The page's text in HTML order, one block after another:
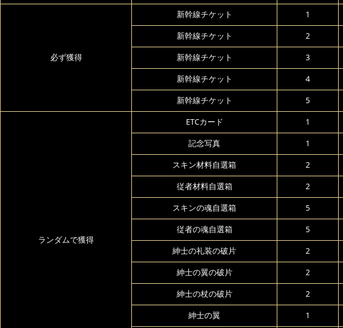
必ず獲得
新幹線チケット 1
新幹線チケット 2
新幹線チケット 3
新幹線チケット 4
新幹線チケット 5
ランダムで獲得
ETCカード 1
記念写真 1
スキン材料自選箱 2
従者材料自選箱 2
スキンの魂自選箱 5
従者の魂自選箱 5
紳士の礼装の破片 2
紳士の翼の破片 2
紳士の杖の破片 2
紳士の翼 1